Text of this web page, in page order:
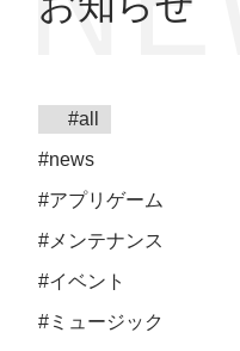
#all
#news
#アプリゲーム
#メンテナンス
#イベント
#ミュージック